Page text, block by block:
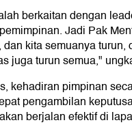
berkaitan dengan
Jadi Pak
kita semuanya turun,
juga turun semua,"
kehadiran pimpinan
pengambilan
berjalan efektif di